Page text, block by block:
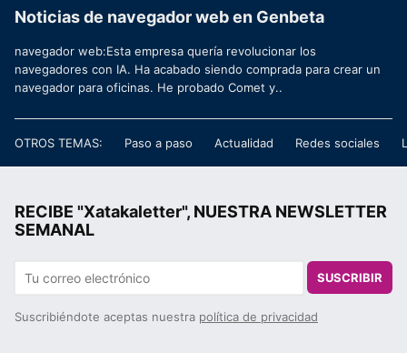
Noticias de navegador web en Genbeta
navegador web:Esta empresa quería revolucionar los
navegadores con IA. Ha acabado siendo comprada para crear un
navegador para oficinas. He probado Comet y..
OTROS TEMAS: Paso a paso Actualidad Redes sociales
RECIBE "Xatakaletter", NUESTRA NEWSLETTER
SEMANAL
SUSCRIBIR
Suscribiéndote aceptas nuestra política de privacidad